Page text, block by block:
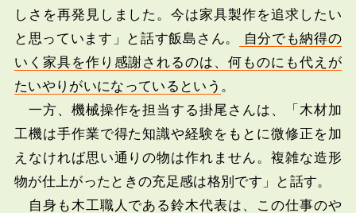
しさを再発見しました。今は家具製作を追求したい
と思っています」と話す飯島さん。
自分でも納得の
いく家具を作り感謝されるのは、何ものにも代えが
たいやりがいになっているという 。
一方、機械操作を担当する掛尾さんは、「木材加
工機は手作業で得た知識や経験をもとに微修正を加
えなければ思い通りの物は作れません。複雑な造形
物が仕上がったときの充足感は格別です」と話す。
自身も木工職人である鈴木代表は、この仕事のや